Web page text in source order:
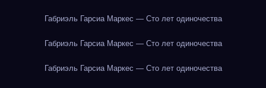
Габриэль Гарсиа Маркес — Сто лет одиночества
Габриэль Гарсиа Маркес — Сто лет одиночества
Габриэль Гарсиа Маркес — Сто лет одиночества